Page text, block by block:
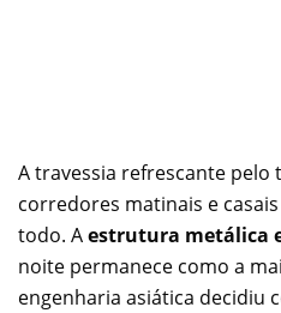
A travessia refrescante pelo
corredores matinais e
todo. Aestrutura metálica
noite permanece como a
engenharia asiática decidiu